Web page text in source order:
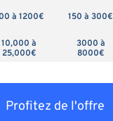
à 1200€ 150 à 300€
10,000 à
25,000€
3000 à
8000€
Profitez de l'offre